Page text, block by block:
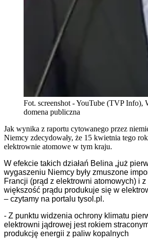
Fot. screenshot - YouTube (TVP Info),
domena publiczna
Jak wynika z raportu cytowanego przez
Niemcy zdecydowały, że 15 kwietnia tego
elektrownie atomowe w tym kraju.
W efekcie takich działań Belina „już
wygaszeniu Niemcy były zmuszone
Francji (prąd z elektrowni atomowych) i
większość prądu produkuje się w
– czytamy na portalu tysol.pl.
- Z punktu widzenia ochrony klimatu
elektrowni jądrowej jest rokiem
produkcję energii z paliw kopalnych